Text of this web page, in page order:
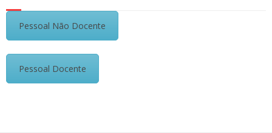
A Escola
Cursos
Alunos
Pessoal Não Docente
Pessoal Docente